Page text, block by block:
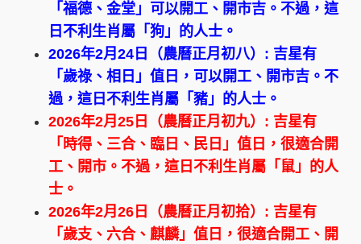
「福德、金堂」可以開工、開市吉。不過，這
日不利生肖屬「狗」的人士。
2026年2月24日（農曆正月初八）: 吉星有
「歲祿、相日」值日，可以開工、開市吉。不
過，這日不利生肖屬「豬」的人士。
2026年2月25日（農曆正月初九）: 吉星有
「時得、三合、臨日、民日」值日，很適合開
工、開市。不過，這日不利生肖屬「鼠」的人
士。
2026年2月26日（農曆正月初拾）: 吉星有
「歲支、六合、麒麟」值日，很適合開工、開